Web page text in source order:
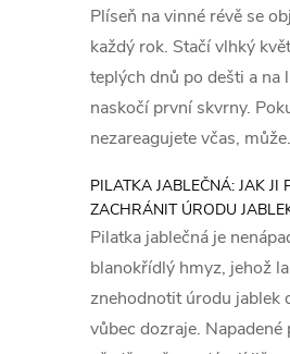
Plíseň na vinné révě se
každý rok. Stačí vlhký
teplých dnů po dešti a na
naskočí první skvrny.
nezareagujete včas,
PILATKA JABLEČNÁ: JAK JI
ZACHRÁNIT ÚRODU
Pilatka jablečná je
blanokřídlý hmyz, jehož
znehodnotit úrodu jablek
vůbec dozraje. Napadené